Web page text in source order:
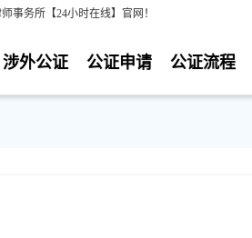
事务所【24小时在线】官网！
公证流程
公证申请
涉外公证